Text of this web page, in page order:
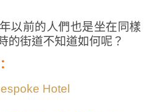
以前的人們也是坐在同樣
的街道不知道如何呢？
Hotel